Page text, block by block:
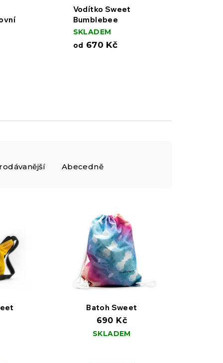
Vodítko Sweet
Bumblebee
SKLADEM
od 670 Kč
Abecedně
Batoh Sweet
690 Kč
SKLADEM